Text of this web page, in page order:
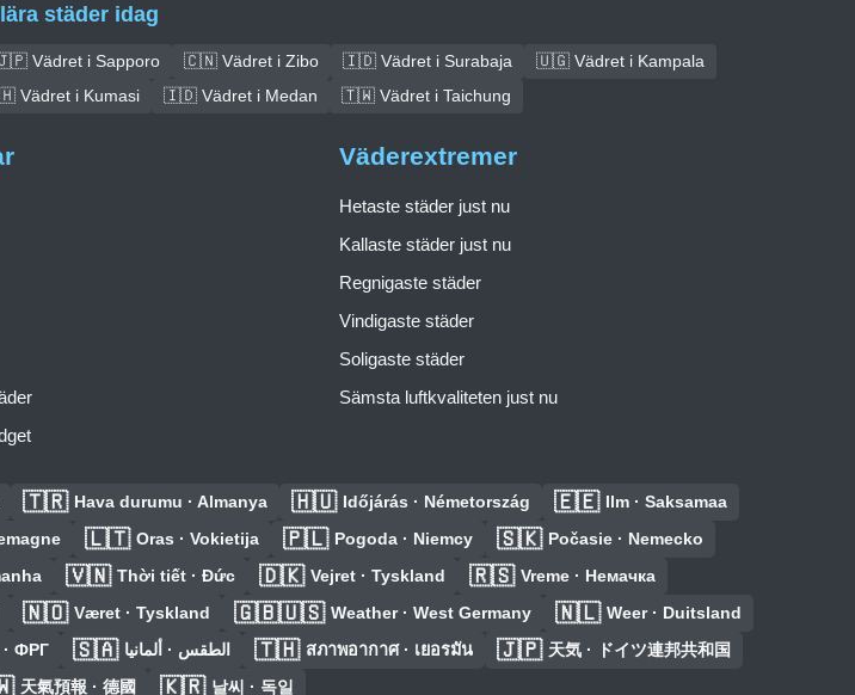
städer idag
Vädret i Sapporo 🇨🇳 Vädret i Zibo 🇮🇩 Vädret i Surabaja
🇺🇬 Vädret i Kampala
Vädret i Kumasi 🇮🇩 Vädret i Medan 🇹🇼 Vädret i Taichung
Väderextremer
Hetaste städer just nu
Kallaste städer just nu
Regnigaste städer
Vindigaste städer
Soligaste städer
Sämsta luftkvaliteten just nu
🇹🇷 Hava durumu · Almanya 🇭🇺 Időjárás · Németország 🇪🇪 Ilm · Saksamaa
🇱🇹 Oras · Vokietija 🇵🇱 Pogoda · Niemcy 🇸🇰 Počasie · Nemecko
🇻🇳 Thời tiết · Đức 🇩🇰 Vejret · Tyskland 🇷🇸 Vreme · Немачка
🇳🇴 Været · Tyskland 🇬🇧🇺🇸 Weather · West Germany 🇳🇱 Weer · Duitsland
· ФРГ 🇸🇦 الطقس · ألمانيا 🇹🇭 สภาพอากาศ · เยอรมัน 🇯🇵 天気 · ドイツ連邦共和国
天氣預報 · 德國 🇰🇷 날씨 · 독일